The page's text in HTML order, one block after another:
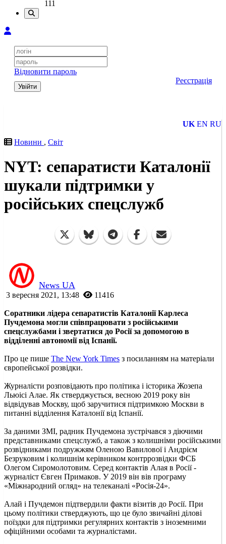
111
Відновити пароль
Увійти
Реєстрація
UK EN RU
Новини , Світ
NYT: сепаратисти Каталонії
шукали підтримки у
російських спецслужб
News UA
3 вересня 2021, 13:48 11416
Соратники лідера сепаратистів Каталонії Карлеса
Пучдемона могли співпрацювати з російськими
спецслужбами і звертатися до Росії за допомогою в
відділенні автономії від Іспанії.
Про це пише The New York Times з посиланням на матеріали
європейської розвідки.
Журналісти розповідають про політика і історика Жозепа
Льюісі Алае. Як стверджується, весною 2019 року він
відвідував Москву, щоб заручитися підтримкою Москви в
питанні відділення Каталонії від Іспанії.
За даними ЗМІ, радник Пучдемона зустрічався з діючими
представниками спецслужб, а також з колишніми російськими
розвідниками подружжям Оленою Вавилової і Андрієм
Безруковим і колишнім керівником контррозвідки ФСБ
Олегом Сиромолотовим. Серед контактів Алая в Росії -
журналіст Євген Примаков. У 2019 він вів програму
«Міжнародний огляд» на телеканалі «Росія-24».
Алай і Пучдемон підтвердили факти візитів до Росії. При
цьому політики стверджують, що це було звичайні ділові
поїздки для підтримки регулярних контактів з іноземними
офіційними особами та журналістами.